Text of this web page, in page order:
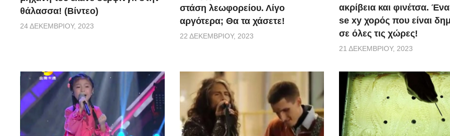
θάλασσα! (Βίντεο)
24 ΔΕΚΕΜΒΡΊΟΥ, 2023
στάση λεωφορείου. Λίγο
αργότερα; Θα τα χάσετε!
22 ΔΕΚΕΜΒΡΊΟΥ, 2023
ακρίβεια και φινέτσα.
se xy χορός που είναι
σε όλες τις χώρες!
21 ΔΕΚΕΜΒΡΊΟΥ, 2023